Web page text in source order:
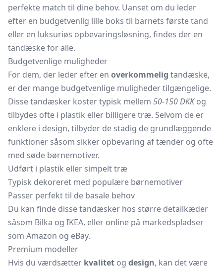
perfekte match til dine behov. Uanset om du leder
efter en budgetvenlig lille boks til barnets første tand
eller en luksuriøs opbevaringsløsning, findes der en
tandæske for alle.
Budgetvenlige muligheder
For dem, der leder efter en overkommelig tandæske,
er der mange budgetvenlige muligheder tilgængelige.
Disse tandæsker koster typisk mellem 50-150 DKKog
tilbydes ofte i plastik eller billigere træ. Selvom de er
enklere i design, tilbyder de stadig de grundlæggende
funktioner såsom sikker opbevaring af tænder og ofte
med søde børnemotiver.
Udført i plastik eller simpelt træ
Typisk dekoreret med populære børnemotiver
Passer perfekt til de basale behov
Du kan finde disse tandæsker hos større detailkæder
såsom Bilka og IKEA, eller online på markedspladser
som Amazon og eBay.
Premium modeller
Hvis du værdsætter kvalitet og design, kan det være